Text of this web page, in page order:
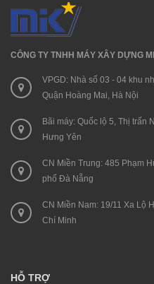
CÔNG TY TNHH MÁY XÂY DỰNG
VPGD: Nhà số 03 - 04 khu
Quận Hoàng Mai, Hà Nội
Bãi máy: Quốc lộ 5, Thị trấn
Hưng Yên
CN Miền Trung: 485 Phạm
phố Đà Nẵng
CN Miền Nam: 19/11 Xa Lộ
Chí Minh
HỖ TRỢ